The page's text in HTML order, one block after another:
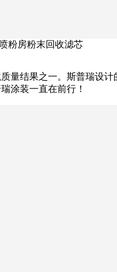
喷粉房粉末回收滤芯
量结果之一。斯普瑞设
涂装一直在前行！